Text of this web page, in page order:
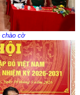
chào cờ